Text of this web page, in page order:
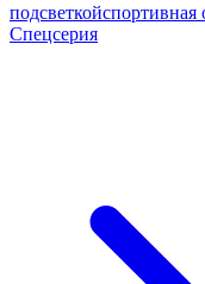
подсветкойспортивная
Спецсерия